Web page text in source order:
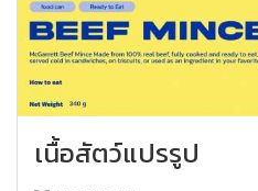
เนื้อสัตว์แปรรูป